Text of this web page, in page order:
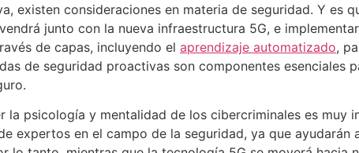
existen consideraciones en materia de seguridad. Y es
junto con la nueva infraestructura 5G, e
de capas, incluyendo el aprendizaje automatizado,
de seguridad proactivas son componentes
la psicología y mentalidad de los cibercriminales es muy
expertos en el campo de la seguridad, ya que